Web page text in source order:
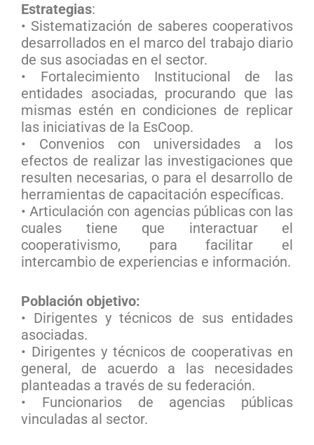
Estrategias:
• Sistematización de saberes cooperativos
desarrollados en el marco del trabajo diario
de sus asociadas en el sector.
• Fortalecimiento Institucional de las
entidades asociadas, procurando que las
mismas estén en condiciones de replicar
las iniciativas de la EsCoop.
• Convenios con universidades a los
efectos de realizar las investigaciones que
resulten necesarias, o para el desarrollo de
herramientas de capacitación específicas.
• Articulación con agencias públicas con las
cuales tiene que interactuar el
cooperativismo, para facilitar el
intercambio de experiencias e información.
Población objetivo:
• Dirigentes y técnicos de sus entidades
asociadas.
• Dirigentes y técnicos de cooperativas en
general, de acuerdo a las necesidades
planteadas a través de su federación.
• Funcionarios de agencias públicas
vinculadas al sector.